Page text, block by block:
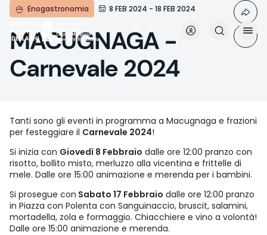
content
Enogastronomia 8 FEB 2024 - 18 FEB 2024
MACUGNAGA -
Carnevale 2024
Tanti sono gli eventi in programma a Macugnaga e frazioni
per festeggiare il Carnevale 2024!
Si inizia con Giovedì 8 Febbraio dalle ore 12:00 pranzo con
risotto, bollito misto, merluzzo alla vicentina e frittelle di
mele. Dalle ore 15:00 animazione e merenda per i bambini.
Si prosegue con Sabato 17 Febbraio dalle ore 12:00 pranzo
in Piazza con Polenta con Sanguinaccio, bruscit, salamini,
mortadella, zola e formaggio. Chiacchiere e vino a volontà!
Dalle ore 15:00 animazione e merenda.